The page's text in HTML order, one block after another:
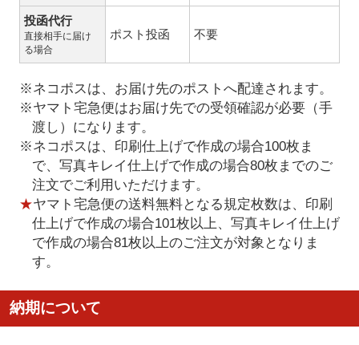
投函代行
直接相手に届け
る場合
ポスト投函 不要
※ネコポスは、お届け先のポストへ配達されます。
※ヤマト宅急便はお届け先での受領確認が必要（手
渡し）になります。
※ネコポスは、印刷仕上げで作成の場合100枚ま
で、写真キレイ仕上げで作成の場合80枚までのご
注文でご利用いただけます。
★ヤマト宅急便の送料無料となる規定枚数は、印刷
仕上げで作成の場合101枚以上、写真キレイ仕上げ
で作成の場合81枚以上のご注文が対象となりま
す。
納期について